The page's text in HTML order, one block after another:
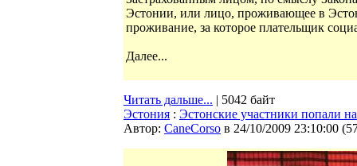
Эстонии, или лицо, проживающее в
проживание, за которое плательщик
Далее...
Читать дальше... | 5042 байт
Эстония : Эстонские участники попали
Автор: CaneCorso в 24/10/2009 23:10:00 (